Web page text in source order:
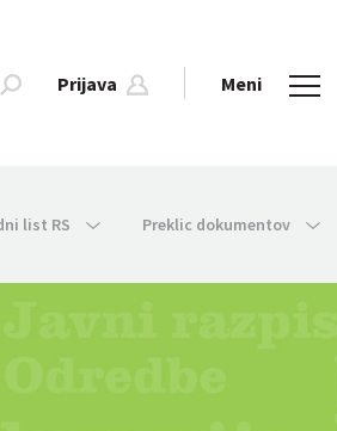
Prijava Meni
list RS Preklic dokumentov